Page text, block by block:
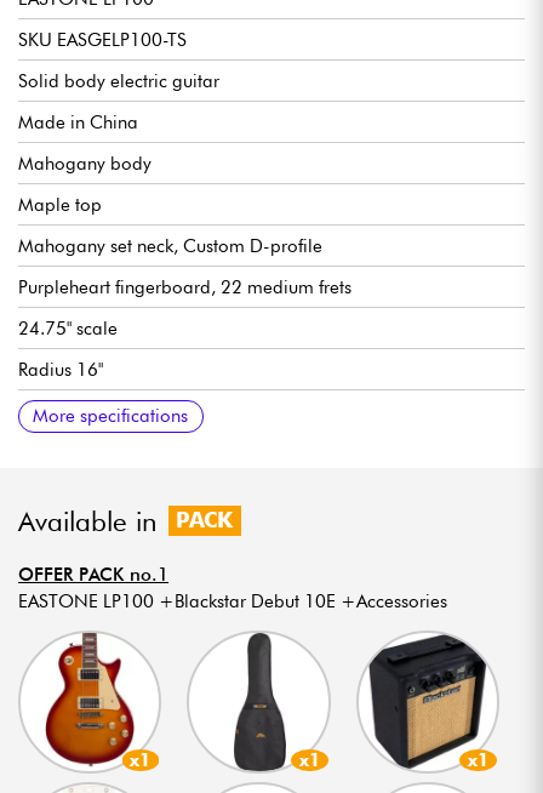
SKU EASGELP100-TS
Solid body electric guitar
Made in China
Mahogany body
Maple top
Mahogany set neck, Custom D-profile
Purpleheart fingerboard, 22 medium frets
24.75" scale
Radius 16"
Neck width 1st fret 43 mm
2x humbucking pickups
Volume per pickup
Tone per pickup
3x position pickup selector switch
Bridge + Tune-O-Matic/Stopbar tailpiece
Die-cast tuning machines
Two-way Trussrod
Gloss finish
More specifications
Available in PACK
OFFER PACK no.1
EASTONE LP100 +Blackstar Debut 10E +Accessories
x1 x1 x1